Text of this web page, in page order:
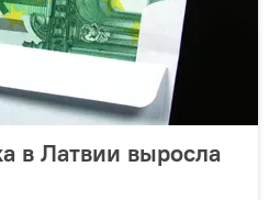
в Латвии выросла